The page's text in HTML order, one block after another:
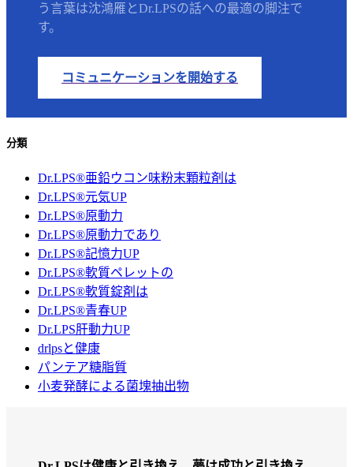
う言葉は沈鴻雁とDr.LPSの話への最適の脚注で
す。
コミュニケーションを開始する
分類
Dr.LPS®亜鉛ウコン味粉末顆粒剤は
Dr.LPS®元気UP
Dr.LPS®原動力
Dr.LPS®原動力であり
Dr.LPS®記憶力UP
Dr.LPS®軟質ペレットの
Dr.LPS®軟質錠剤は
Dr.LPS®青春UP
Dr.LPS肝動力UP
drlpsと健康
パンテア糖脂質
小麦発酵による菌塊抽出物